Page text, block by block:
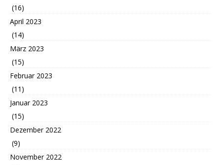
(16)
April 2023
(14)
März 2023
(15)
Februar 2023
(11)
Januar 2023
(15)
Dezember 2022
(9)
November 2022